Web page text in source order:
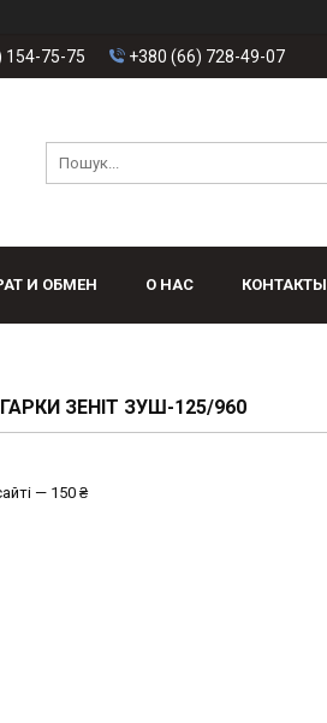
154-75-75 +380 (66) 728-49-07
И ОБМЕН О НАС КОНТАКТЫ
ЗЕНІТ ЗУШ-125/960
— 150 ₴